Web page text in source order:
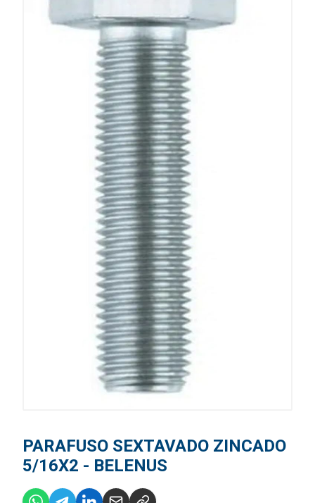
PARAFUSO SEXTAVADO ZINCADO
5/16X2 - BELENUS